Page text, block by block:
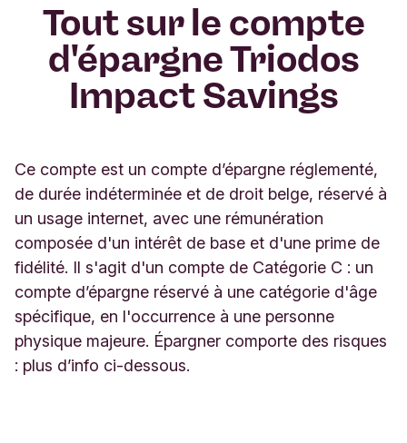
Tout sur le compte
d'épargne Triodos
Impact Savings
Ce compte est un compte d’épargne réglementé,
de durée indéterminée et de droit belge, réservé à
un usage internet, avec une rémunération
composée d'un intérêt de base et d'une prime de
fidélité. Il s'agit d'un compte de Catégorie C : un
compte d’épargne réservé à une catégorie d'âge
spécifique, en l'occurrence à une personne
physique majeure. Épargner comporte des risques
: plus d’info ci-dessous.